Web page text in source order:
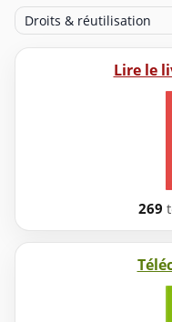
Droits & réutilisation
Lire le
269